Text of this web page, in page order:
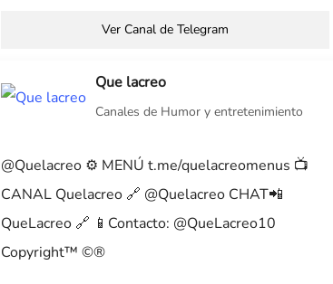
Ver Canal de Telegram
Que lacreo
Canales de Humor y entretenimiento
@Quelacreo ⚙️ MENÚ t.me/quelacreomenus 📺
CANAL Quelacreo 🔗 @Quelacreo CHAT📲
QueLacreo 🔗 📱Contacto: @QueLacreo10
Copyright™️ ©️®️